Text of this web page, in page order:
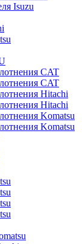
Isuzu
CAT
CAT
Hitachi
Hitachi
Komatsu
Komatsu